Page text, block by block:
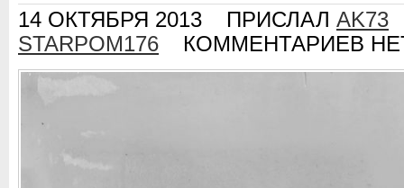
14 ОКТЯБРЯ 2013 ПРИСЛАЛ AK73
STARPOM176
КОММЕНТАРИЕВ